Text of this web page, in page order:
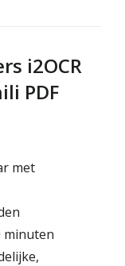
i2OCR
PDF
met
minuten